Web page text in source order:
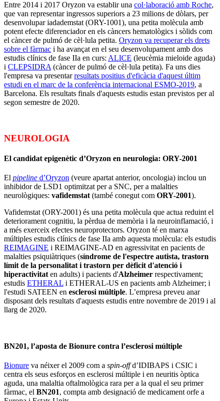
Entre 2014 i 2017 Oryzon va establir una col·laboració amb Roche,
que van representar ingressos superiors a 23 milions de dòlars, per
desenvolupar iadademstat (ORY-1001), una petita molècula amb
potent efecte diferenciador en els càncers hematològics i sòlids com
el càncer de pulmó de cèl·lula petita. Oryzon va recuperar els drets
sobre el fàrmac i ha avançat en el seu desenvolupament amb dos
estudis clínics de fase IIa en curs: ALICE (leucèmia mieloide aguda)
i CLEPSIDRA (càncer de pulmó de cèl·lula petita). Fa uns dies
l'empresa va presentarresultats positius d'eficàcia d'aquest últim
estudi en el marc de la conferència internacional ESMO-2019, a
Barcelona. Els resultats finals d'aquests estudis estan previstos per al
segon semestre de 2020.
NEUROLOGIA
El candidat epigenètic d’Oryzon en neurologia: ORY-2001
El pipeline d’Oryzon (veure apartat anterior, oncologia) inclou un
inhibidor de LSD1 optimitzat per a SNC, per a malalties
neurològiques: vafidemstat (també conegut com ORY-2001).
Vafidemstat (ORY-2001) és una petita molècula que actua reduint el
deteriorament cognitiu, la pèrdua de memòria i la neuroinflamació, i
a més exerceix efectes neuroprotectors. Oryzon té en marxa
múltiples estudis clínics de fase IIa amb aquesta molècula: els estudis
REIMAGINE i REIMAGINE-AD en agressivitat en pacients de
malalties psiquiàtriques (síndrome de l'espectre autista, trastorn
límit de la personalitat i trastorn per dèficit d'atenció i
hiperactivitat en adults) i pacients d'Alzheimer respectivament;
estudis ETHERAL i ETHERAL-US en pacients amb Alzheimer; i
l'estudi SATEEN en esclerosi múltiple. L’empresa preveu anar
disposant dels resultats d'aquests estudis entre novembre de 2019 i al
llarg de 2020.
BN201, l’aposta de Bionure contra l’esclerosi múltiple
Bionure va néixer el 2009 com a spin-offd’IDIBAPS i CSIC i
centra els seus esforços en esclerosi múltiple i en neuritis òptica
aguda, una malaltia oftalmològica rara per a la qual el seu primer
fàrmac, el BN201, compta amb designació de medicament orfe a